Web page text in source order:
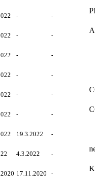
- -
- -
- -
- -
- -
- -
19.3.2022 -
4.3.2022 -
17.11.2020 -